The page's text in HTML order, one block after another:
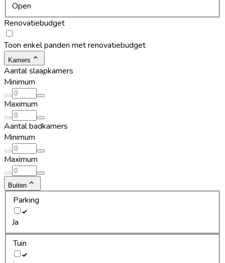
Open
Renovatiebudget
Toon enkel panden met renovatiebudget
Kamers
Aantal slaapkamers
Minimum
Maximum
Aantal badkamers
Minimum
Maximum
Buiten
Parking
Ja
Tuin